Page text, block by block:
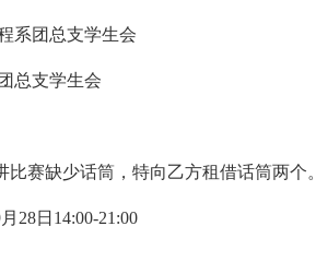
系团总支学生会
总支学生会
比赛缺少话筒，特向乙方租借话筒两个。
28日14:00-21:00